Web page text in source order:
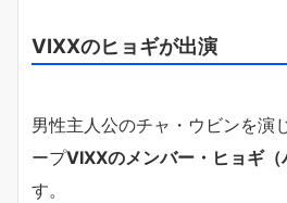
VIXXのヒョギが出演
男性主人公のチャ・ウビンを演
ープVIXXのメンバー・ヒョギ（
す。